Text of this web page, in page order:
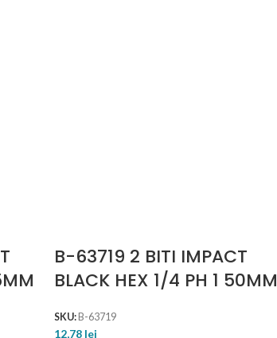
B-63719 2 BITI IMPACT
BLACK HEX 1/4 PH 1 50MM
SKU: B-63719
12,78 lei